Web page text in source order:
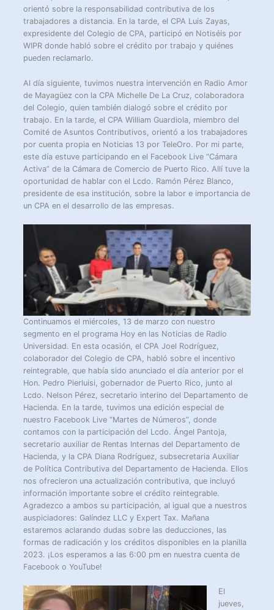
orientó sobre la responsabilidad contributiva de los
trabajadores a distancia. En la tarde, el CPA Luis Zayas,
expresidente del Colegio de CPA, participó en Notiséis por
WIPR donde habló sobre el crédito por trabajo y quiénes
pueden reclamarlo.
Al día siguiente, tuvimos nuestra intervención en Radio Amor
de Mayagüez con la CPA Michelle De La Cruz, colaboradora
del Colegio, quien también dialogó sobre el crédito por
trabajo. En la tarde, el CPA William Guardiola, miembro del
Comité de Asuntos Contributivos, orientó a los trabajadores
por cuenta propia en Noticias 13 por TeleOro. Por mi parte,
este día estuve participando en el Facebook Live “Cámara
Activa” de la Cámara de Comercio de Puerto Rico. Allí tuve la
oportunidad de hablar con el Lcdo. Ramón Pérez Blanco,
presidente de esa institución, sobre la labor e importancia de
un CPA en el desarrollo de las empresas.
Continuamos el miércoles, 13 de marzo con nuestro
segmento en el programa Hoy en las Noticias de Radio
Universidad. En esta ocasión, el CPA Joel Rodríguez,
colaborador del Colegio de CPA, habló sobre el incentivo
reintegrable, que había sido anunciado el día anterior por el
Hon. Pedro Pierluisi, gobernador de Puerto Rico, junto al
Lcdo. Nelson Pérez, secretario interino del Departamento de
Hacienda. En la tarde, tuvimos una edición especial de
nuestro Facebook Live “Martes de Números”, donde
contamos con la participación del Lcdo. Ángel Pantoja,
secretario auxiliar de Rentas Internas del Departamento de
Hacienda, y la CPA Diana Rodríguez, subsecretaria Auxiliar
de Política Contributiva del Departamento de Hacienda. Ellos
nos ofrecieron una actualización contributiva, que incluyó
información importante sobre el crédito reintegrable.
Agradezco a ambos su participación, al igual que a nuestros
auspiciadores: Galíndez LLC y Expert Tax. Mañana
estaremos aclarando dudas sobre las deducciones, las
formas de radicación y los créditos disponibles en la planilla
2023. ¡Los esperamos a las 6:00 pm en nuestra cuenta de
Facebook o YouTube!
El
jueves,